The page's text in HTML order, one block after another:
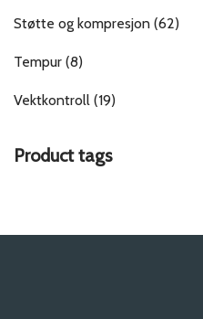
Støtte og kompresjon (62)
Tempur (8)
Vektkontroll (19)
Product tags